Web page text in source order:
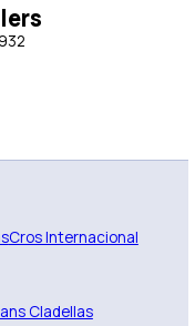
Cros Internacional
Cladellas